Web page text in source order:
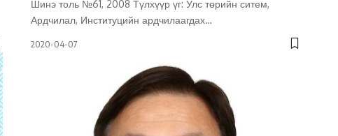
Шинэ толь №61, 2008 Түлхүүр үг: Улс төрийн ситем,
Ардчилал, Институцийн ардчилаагдах…
2020-04-07